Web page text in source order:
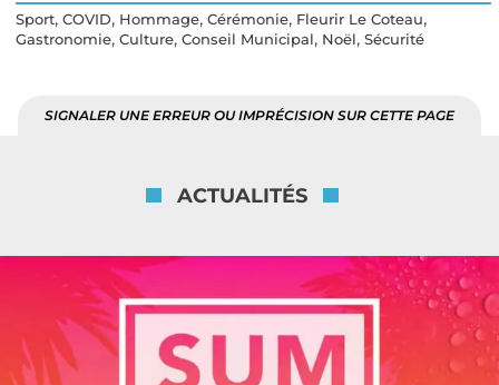
Sport, COVID, Hommage, Cérémonie, Fleurir Le Coteau,
Gastronomie, Culture, Conseil Municipal, Noël, Sécurité
SIGNALER UNE ERREUR OU IMPRÉCISION SUR CETTE PAGE
ACTUALITÉS